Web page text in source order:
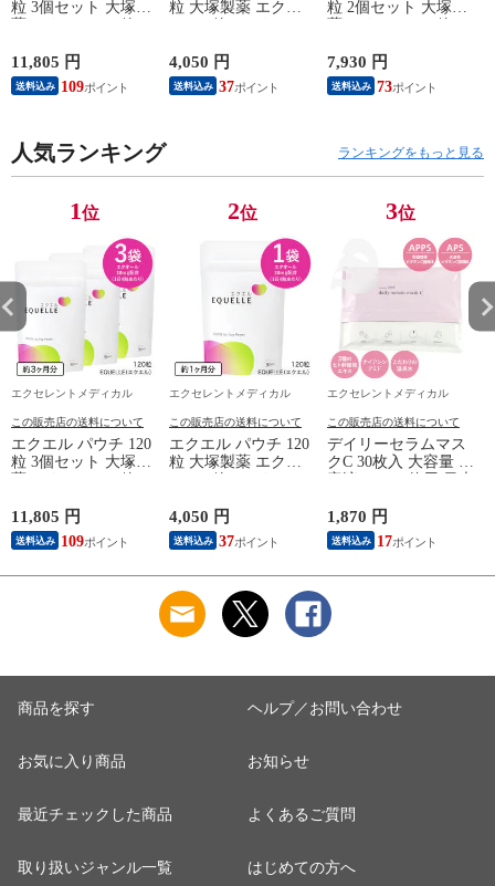
粒 3個セット 大塚製
豆イソフラボン サプ
リ EQUELLE
11,805 円
送料込み 109
粒 大塚製薬 エクオ
ラボン サプリ
EQUELLE サプリメ
ント
4,050 円
送料込み 37
粒 2個セット 大塚製
豆イソフラボン サプ
リ EQUELLE
7,930 円
送料込み 73
人気ランキング ランキングをもっと見る
1位
エクセレントメディカル
この販売店の送料について
エクエル パウチ 120
粒 3個セット 大塚製
豆イソフラボン サプ
リ EQUELLE
11,805 円
送料込み 109
2位
エクセレントメディカル
この販売店の送料について
エクエル パウチ 120
粒 大塚製薬 エクオ
ラボン サプリ
EQUELLE サプリメ
ント
4,050 円
送料込み 37
3位
エクセレントメディカル
この販売店の送料について
デイリーセラムマス
クC 30枚入 大容量 美
シートマスク フェイ
スマスク 美容パック
顔パック シートパッ
イアシンアミド ヒト
幹細胞エキス 保湿
1,870 円
送料込み 17
商品を探す
お気に入り商品
最近チェックした商品
取り扱いジャンル一覧
ヘルプ／お問い合わせ
お知らせ
よくあるご質問
はじめての方へ